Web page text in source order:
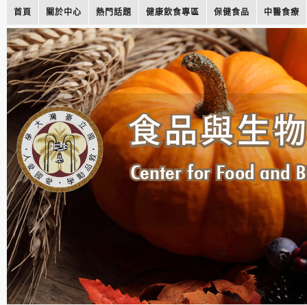
首頁 關於中心 熱門話題 健康飲食專區 保健食品 中醫食療